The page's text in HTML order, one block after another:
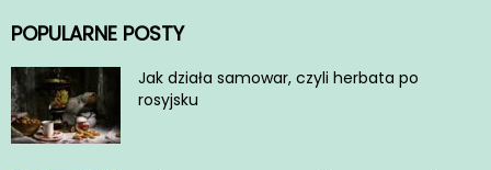
POPULARNE POSTY
Jak działa samowar, czyli herbata po
rosyjsku